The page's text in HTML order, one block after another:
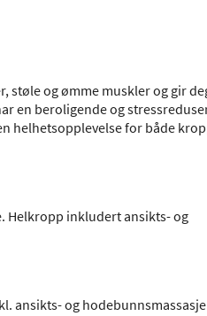
støle og ømme muskler og gir
en beroligende og
helhetsopplevelse for både
Helkropp inkludert ansikts- og
ansikts- og